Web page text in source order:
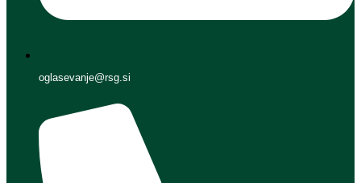
oglasevanje@rsg.si